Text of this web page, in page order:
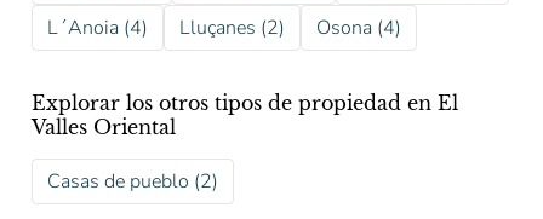
L´Anoia (4)
Lluçanes (2) Osona (4)
Explorar los otros tipos de propiedad en El
Valles Oriental
Casas de pueblo (2)